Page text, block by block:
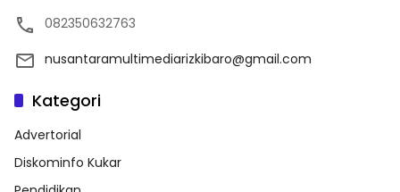
082350632763
nusantaramultimediarizkibaro@gmail.com
Kategori
Advertorial
Diskominfo Kukar